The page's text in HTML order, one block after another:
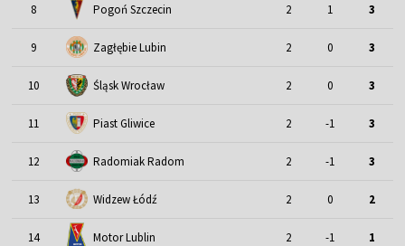
8 Pogoń Szczecin 2 1 3
9 Zagłębie Lubin 2 0 3
10 Śląsk Wrocław 2 0 3
11 Piast Gliwice 2 -1 3
12 Radomiak Radom 2 -1 3
13 Widzew Łódź 2 0 2
14 Motor Lublin 2 -1 1